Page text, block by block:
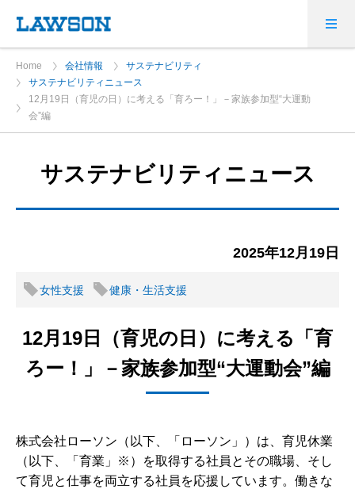
Home 会社情報
サステナビリティ
サステナビリティニュース
12月19日（育児の日）に考える「育ろー！」－家族参加型“大運動
会”編
サステナビリティニュース
2025年12月19日
女性支援 健康・生活支援
12月19日（育児の日）に考える「育
ろー！」－家族参加型“大運動会”編
株式会社ローソン（以下、「ローソン」）は、育児休業
（以下、「育業」※）を取得する社員とその職場、そし
て育児と仕事を両立する社員を応援しています。働きな